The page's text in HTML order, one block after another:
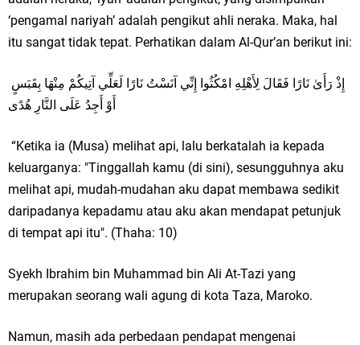
‘pengamal nariyah’ adalah pengikut ahli neraka. Maka, hal
itu sangat tidak tepat. Perhatikan dalam Al-Qur’an berikut ini:
أَوْ أَجِدُ عَلَى النَّارِ هُدًى
“Ketika ia (Musa) melihat api, lalu berkatalah ia kepada
keluarganya: "Tinggallah kamu (di sini), sesungguhnya aku
melihat api, mudah-mudahan aku dapat membawa sedikit
daripadanya kepadamu atau aku akan mendapat petunjuk
di tempat api itu". (Thaha: 10)
Syekh Ibrahim bin Muhammad bin Ali At-Tazi yang
merupakan seorang wali agung di kota Taza, Maroko.
Namun, masih ada perbedaan pendapat mengenai